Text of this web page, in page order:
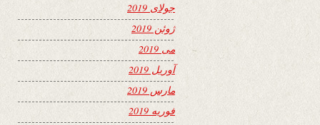
جولای 2019
ژوئن 2019
می 2019
آوریل 2019
مارس 2019
فوریه 2019